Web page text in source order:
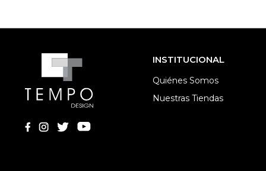
INSTITUCIONAL
Quiénes Somos
Nuestras Tiendas